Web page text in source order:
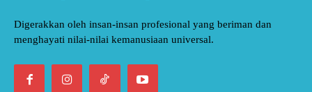
Digerakkan oleh insan-insan profesional yang beriman dan
menghayati nilai-nilai kemanusiaan universal.